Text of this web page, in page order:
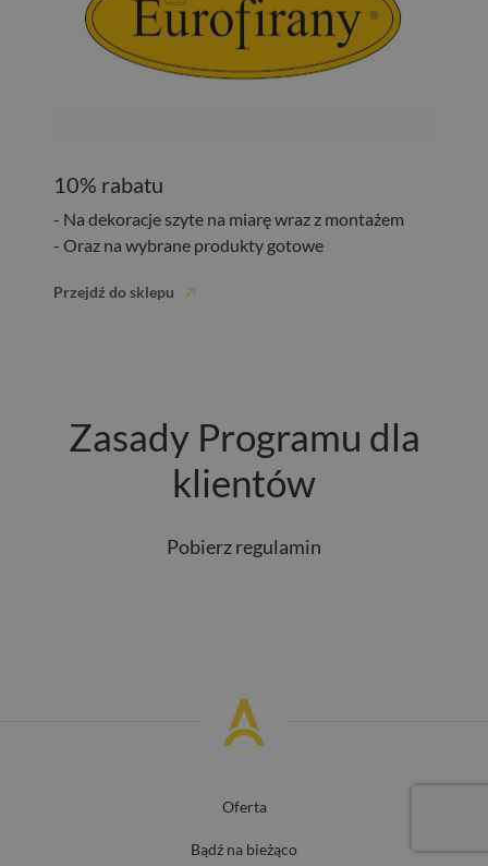
10% rabatu
- Na dekoracje szyte na miarę wraz z montażem
- Oraz na wybrane produkty gotowe
Przejdź do sklepu
Zasady Programu dla
klientów
Pobierz regulamin
Oferta
Bądź na bieżąco